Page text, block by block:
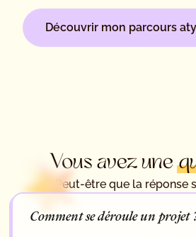
Découvrir mon parcours
Vous avez une
Peut-être que la réponse
Comment se déroule un projet